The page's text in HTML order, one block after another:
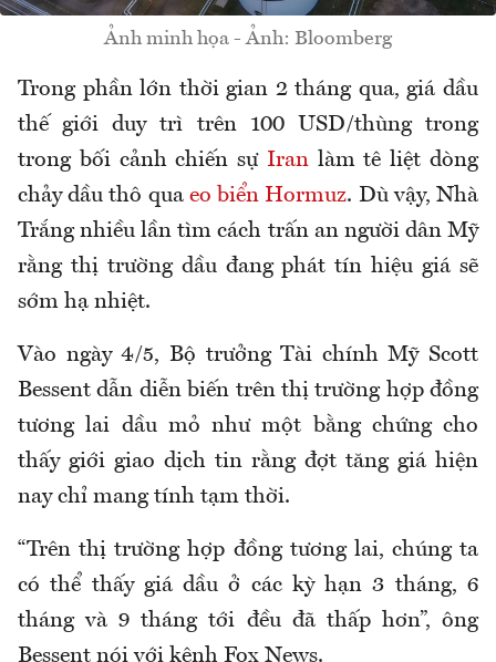
Ảnh minh họa - Ảnh: Bloomberg
Trong phần lớn thời gian 2 tháng qua, giá dầu
thế giới duy trì trên 100 USD/thùng trong
trong bối cảnh chiến sự Iranlàm tê liệt dòng
chảy dầu thô qua eo biển Hormuz. Dù vậy, Nhà
Trắng nhiều lần tìm cách trấn an người dân Mỹ
rằng thị trường dầu đang phát tín hiệu giá sẽ
sớm hạ nhiệt.
Vào ngày 4/5, Bộ trưởng Tài chính Mỹ Scott
Bessent dẫn diễn biến trên thị trường hợp đồng
tương lai dầu mỏ như một bằng chứng cho
thấy giới giao dịch tin rằng đợt tăng giá hiện
nay chỉ mang tính tạm thời.
“Trên thị trường hợp đồng tương lai, chúng ta
có thể thấy giá dầu ở các kỳ hạn 3 tháng, 6
tháng và 9 tháng tới đều đã thấp hơn”, ông
Bessent nói với kênh Fox News.